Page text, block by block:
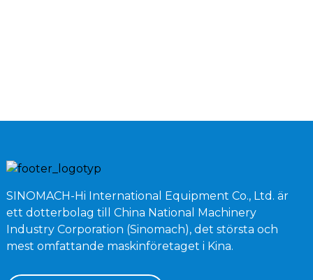
SINOMACH-Hi International Equipment Co., Ltd. är
ett dotterbolag till China National Machinery
Industry Corporation (Sinomach), det största och
mest omfattande maskinföretaget i Kina.